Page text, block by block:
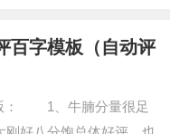
百字模板（自动评
： 1、牛腩分量很足